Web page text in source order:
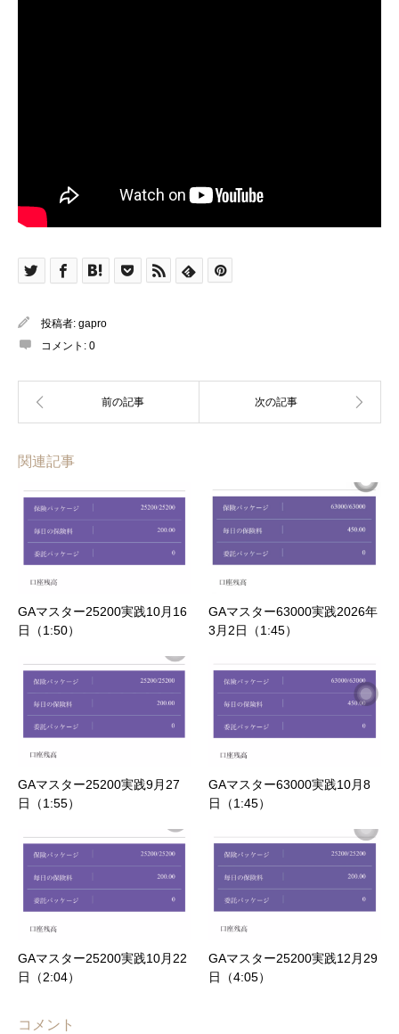
投稿者: gapro
コメント: 0
関連記事
GAマスター25200実践10月16
日（1:50）
GAマスター63000実践2026年
3月2日（1:45）
GAマスター25200実践9月27
日（1:55）
GAマスター63000実践10月8
日（1:45）
GAマスター25200実践10月22
日（2:04）
GAマスター25200実践12月29
日（4:05）
コメント